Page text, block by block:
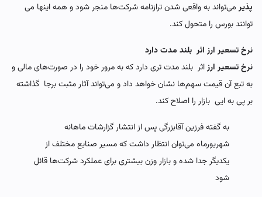
پذیرمی‌تواند به واقعی شدن ترازنامه شرکت‌ها منجر شود و همه اینها می
توانند بورس را متحول کند.
نرخ تسعیر ارز اثر بلند مدت دارد
نرخ تسعیر ارزاثر بلند مدت تری دارد که به مرور خود را در صورت‌های مالی و
به تبع آن قیمت سهم‌ها نشان خواهد داد و می‌تواند آثار مثبت برجا گذاشته
بر پی به‌ ایی بازار را اصلاح کند.
به گفته فرزین آقابزرگی پس از انتشار گزارشات ماهانه
شهریورماه می‌توان انتظار داشت که مسیر صنایع مختلف از
یکدیگر جدا شده و بازار وزن بیشتری برای عملکرد شرکت‌ها قائل
شود